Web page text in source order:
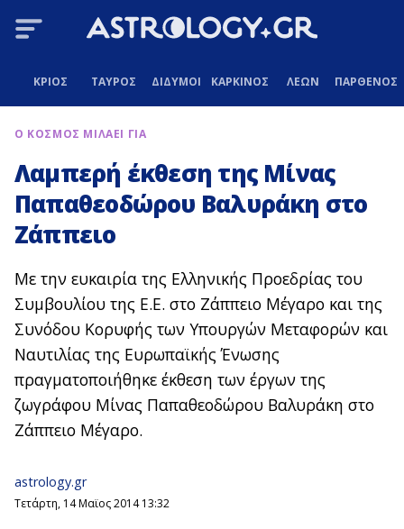
ΚΡΙΟΣ ΤΑΥΡΟΣ ΔΙΔΥΜΟΙ ΚΑΡΚΙΝΟΣ ΛΕΩΝ ΠΑΡΘΕΝΟΣ
Ο ΚΟΣΜΟΣ ΜΙΛΑΕΙ ΓΙΑ
Λαμπερή έκθεση της Μίνας
Παπαθεοδώρου Βαλυράκη στο
Ζάππειο
Με την ευκαιρία της Ελληνικής Προεδρίας του
Συμβουλίου της Ε.Ε. στο Ζάππειο Μέγαρο και της
Συνόδου Κορυφής των Υπουργών Μεταφορών και
Ναυτιλίας της Ευρωπαϊκής Ένωσης
πραγματοποιήθηκε έκθεση των έργων της
ζωγράφου Μίνας Παπαθεοδώρου Βαλυράκη στο
Ζάππειο Μέγαρο.
astrology.gr
Τετάρτη, 14 Μαϊος 2014 13:32